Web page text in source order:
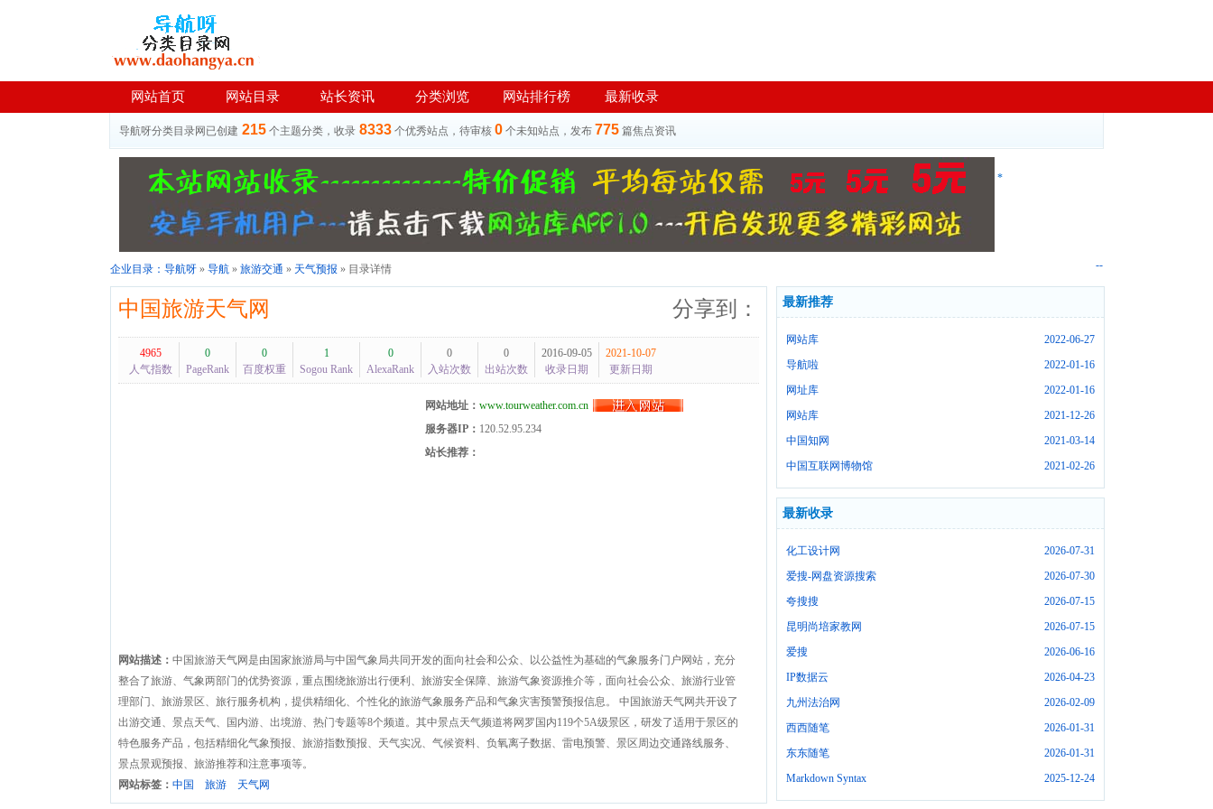
网站首页 网站目录 站长资讯 分类浏览 网站排行榜 最新收录
导航呀分类目录网已创建 215 个主题分类，收录 8333 个优秀站点，待审核 0 个未知站点，发布 775 篇焦点资讯
*
--
企业目录： 导航呀 » 导航 » 旅游交通 » 天气预报 » 目录详情
分享到：
中国旅游天气网
4965
人气指数
0
PageRank
0
百度权重
1
Sogou Rank
0
AlexaRank
0
入站次数
0
出站次数
2016-09-05
收录日期
2021-10-07
更新日期
网站地址： www.tourweather.com.cn
服务器IP： 120.52.95.234
站长推荐：
网站描述： 中国旅游天气网是由国家旅游局与中国气象局共同开发的面向社会和公众、以公益性为基础的气象服务门户网站，充分
整合了旅游、气象两部门的优势资源，重点围绕旅游出行便利、旅游安全保障、旅游气象资源推介等，面向社会公众、旅游行业管
理部门、旅游景区、旅行服务机构，提供精细化、个性化的旅游气象服务产品和气象灾害预警预报信息。 中国旅游天气网共开设了
出游交通、景点天气、国内游、出境游、热门专题等8个频道。其中景点天气频道将网罗国内119个5A级景区，研发了适用于景区的
特色服务产品，包括精细化气象预报、旅游指数预报、天气实况、气候资料、负氧离子数据、雷电预警、景区周边交通路线服务、
景点景观预报、旅游推荐和注意事项等。
网站标签： 中国 旅游 天气网
最新推荐
2022-06-27
网站库
2022-01-16
导航啦
2022-01-16
网址库
2021-12-26
网站库
2021-03-14
中国知网
2021-02-26
中国互联网博物馆
最新收录
2026-07-31
化工设计网
2026-07-30
爱搜-网盘资源搜索
2026-07-15
夸搜搜
2026-07-15
昆明尚培家教网
2026-06-16
爱搜
2026-04-23
IP数据云
2026-02-09
九州法治网
2026-01-31
西西随笔
2026-01-31
东东随笔
2025-12-24
Markdown Syntax